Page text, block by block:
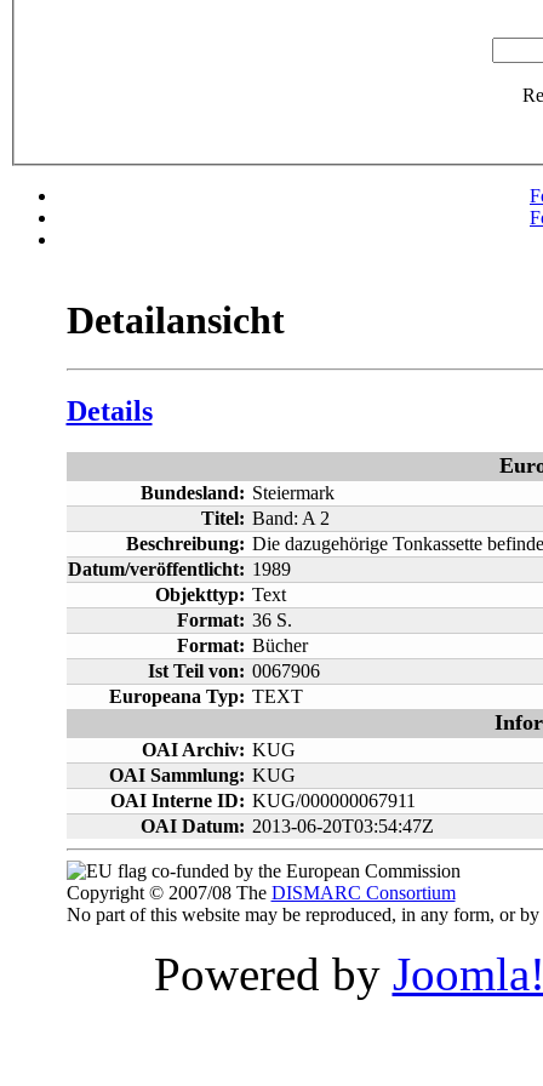
Detailansicht
Details
Bundesland: Steiermark
Titel: Band: A 2
Beschreibung: Die dazugehörige Tonkassette
Datum/veröffentlicht: 1989
Objekttyp: Text
Format: 36 S.
Format: Bücher
Ist Teil von: 0067906
Europeana Typ: TEXT
OAI Archiv: KUG
OAI Sammlung: KUG
OAI Interne ID: KUG/000000067911
OAI Datum: 2013-06-20T03:54:47Z
co-funded by the European Commission
Copyright © 2007/08 The DISMARC Consortium
No part of this website may be reproduced, in any form, or
Powered by